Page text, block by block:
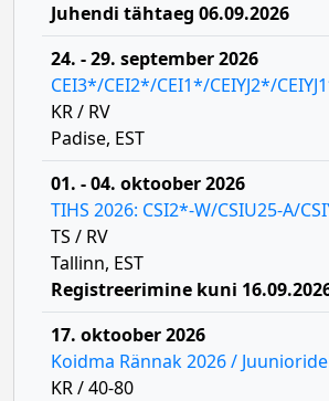
Juhendi tähtaeg 06.09.2026
24. - 29. september 2026
CEI3*/CEI2*/CEI1*/CEIYJ2*/
KR / RV
Padise, EST
01. - 04. oktoober 2026
TIHS 2026: CSI2*-W/CSIU25-A/
TS / RV
Tallinn, EST
Registreerimine kuni
17. oktoober 2026
Koidma Rännak 2026 /
KR / 40-80